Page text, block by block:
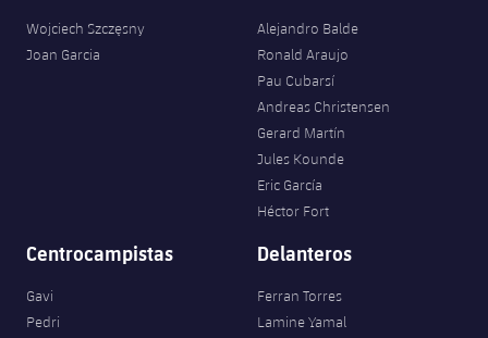
Wojciech Szczęsny
Joan Garcia
Alejandro Balde
Ronald Araujo
Pau Cubarsí
Andreas Christensen
Gerard Martín
Jules Kounde
Eric García
Héctor Fort
Centrocampistas
Gavi
Pedri
Delanteros
Ferran Torres
Lamine Yamal